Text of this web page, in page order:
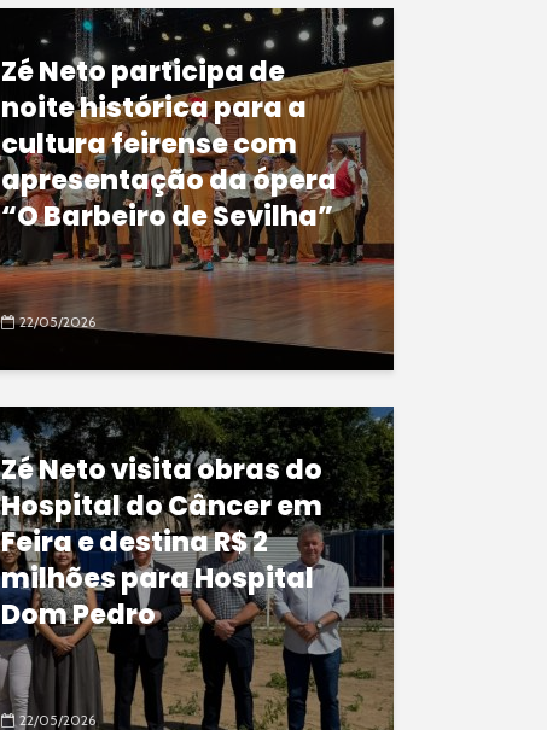
Zé Neto participa de
noite histórica para a
cultura feirense com
apresentação da ópera
“O Barbeiro de Sevilha”
22/05/2026
Zé Neto visita obras do
Hospital do Câncer em
Feira e destina R$ 2
milhões para Hospital
Dom Pedro
22/05/2026